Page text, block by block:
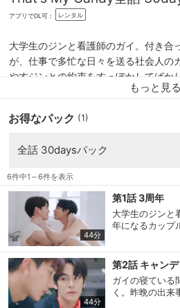
アプリでDL可： レンタル
大学生のジンと看護師のガイ。付き合
が、仕事で多忙な日々を送る社会人の
やすジンとの約束をすっぽかしてばか
の心はすれ違い気味。そんなある日、
れば願いが何でも叶うというのだ。目
を借りて二人の恋はいったいどうなっ
お得なパック (1)
全話 30daysパック
6件中1～6件を表示
44分
第1話 3周年
大学生のジンと
年になるカップ
の連続でガイは
で祝う3周年記
ジンはひとり悲
44分
第2話 キャン
ガイの寝ている
く。昨晩の出来